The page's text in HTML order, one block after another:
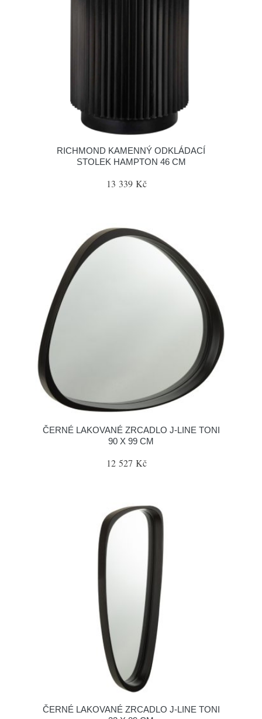
RICHMOND KAMENNÝ ODKLÁDACÍ
STOLEK HAMPTON 46 CM
13 339 Kč
ČERNÉ LAKOVANÉ ZRCADLO J-LINE TONI
90 X 99 CM
12 527 Kč
ČERNÉ LAKOVANÉ ZRCADLO J-LINE TONI